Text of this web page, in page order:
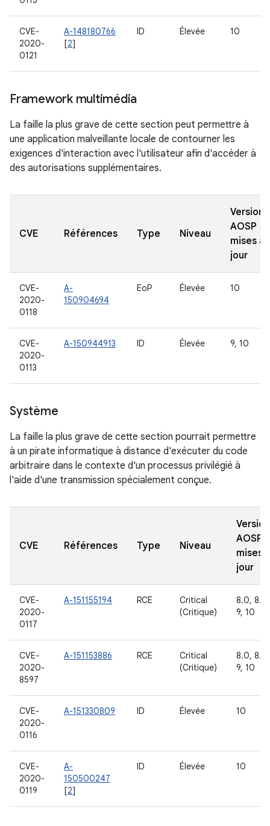
CVE-
2020-
0121
A-148180766
[2]
ID Élevée 10
Framework multimédia
La faille la plus grave de cette section peut permettre à
une application malveillante locale de contourner les
exigences d'interaction avec l'utilisateur afin d'accéder à
des autorisations supplémentaires.
CVE Références Type Niveau
Versions
AOSP
mises à
jour
CVE-
2020-
0118
A-
150904694
EoP Élevée 10
CVE-
2020-
0113
A-150944913 ID Élevée 9, 10
Système
La faille la plus grave de cette section pourrait permettre
à un pirate informatique à distance d'exécuter du code
arbitraire dans le contexte d'un processus privilégié à
l'aide d'une transmission spécialement conçue.
CVE Références Type Niveau
AOSP
mises à
jour
CVE-
2020-
0117
A-151155194 RCE
Critical
(Critique)
8.0, 8.1,
9, 10
CVE-
2020-
8597
A-151153886 RCE
Critical
(Critique)
8.0, 8.1,
9, 10
CVE-
2020-
0116
A-151330809 ID Élevée 10
CVE-
2020-
0119
A-
150500247
[2]
ID Élevée 10